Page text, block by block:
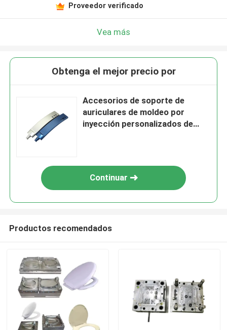
En casa.
Proveedor verificado
Vea más
Obtenga el mejor precio por
Accesorios de soporte de
auriculares de moldeo por
inyección personalizados de
Continuar
Productos recomendados